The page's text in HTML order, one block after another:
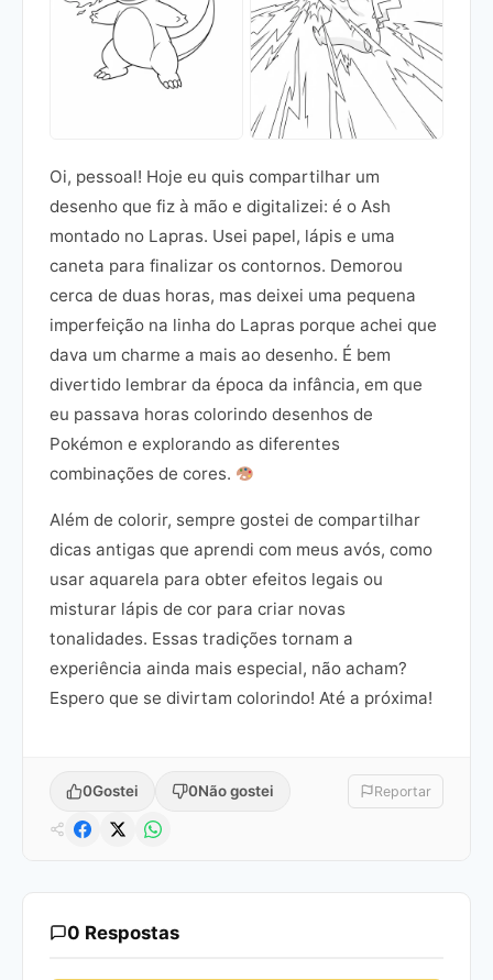
Oi, pessoal! Hoje eu quis compartilhar um
desenho que fiz à mão e digitalizei: é o Ash
montado no Lapras. Usei papel, lápis e uma
caneta para finalizar os contornos. Demorou
cerca de duas horas, mas deixei uma pequena
imperfeição na linha do Lapras porque achei que
dava um charme a mais ao desenho. É bem
divertido lembrar da época da infância, em que
eu passava horas colorindo desenhos de
Pokémon e explorando as diferentes
combinações de cores.
Além de colorir, sempre gostei de compartilhar
dicas antigas que aprendi com meus avós, como
usar aquarela para obter efeitos legais ou
misturar lápis de cor para criar novas
tonalidades. Essas tradições tornam a
experiência ainda mais especial, não acham?
Espero que se divirtam colorindo! Até a próxima!
0Gostei 0Não gostei Reportar
0 Respostas